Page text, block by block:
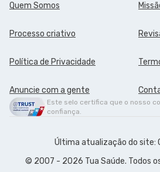
Quem Somos
Processo criativo
Política de Privacidade
Anuncie com a gente
Este selo certifica que o nosso
confiança.
Última atualização do
© 2007 - 2026 Tua Saúde. Todos